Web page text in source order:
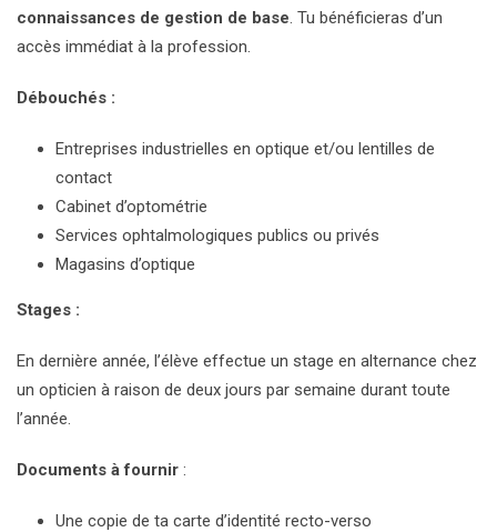
connaissances de gestion de base. Tu bénéficieras d’un
accès immédiat à la profession.
Débouchés :
Entreprises industrielles en optique et/ou lentilles de
contact
Cabinet d’optométrie
Services ophtalmologiques publics ou privés
Magasins d’optique
Stages :
En dernière année, l’élève effectue un stage en alternance chez
un opticien à raison de deux jours par semaine durant toute
l’année.
Documents à fournir :
Une copie de ta carte d’identité recto-verso